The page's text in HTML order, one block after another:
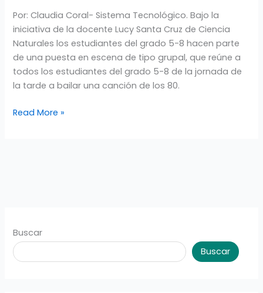
Por: Claudia Coral- Sistema Tecnológico. Bajo la
iniciativa de la docente Lucy Santa Cruz de Ciencia
Naturales los estudiantes del grado 5-8 hacen parte
de una puesta en escena de tipo grupal, que reúne a
todos los estudiantes del grado 5-8 de la jornada de
la tarde a bailar una canción de los 80.
MADRES
DE
FAMILIA
DE
LA
FAMILIA
Read More »
Buscar
Buscar